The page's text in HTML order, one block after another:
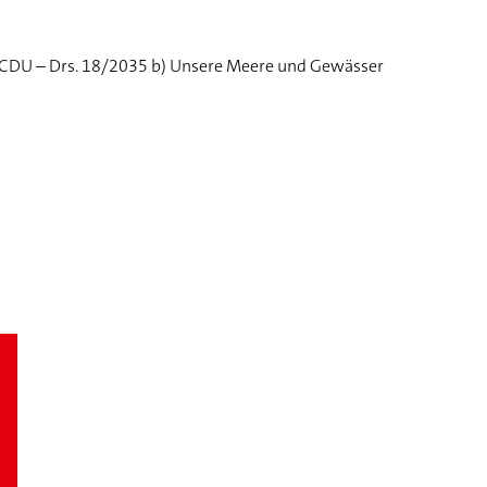
– Drs. 18/2035 b) Unsere Meere und Gewässer